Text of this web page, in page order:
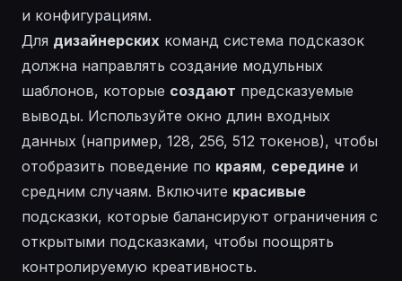
и конфигурациям.
Для дизайнерских команд система подсказок
должна направлять создание модульных
шаблонов, которые создают предсказуемые
выводы. Используйте окно длин входных
данных (например, 128, 256, 512 токенов), чтобы
отобразить поведение по краям, середине и
средним случаям. Включите красивые
подсказки, которые балансируют ограничения с
открытыми подсказками, чтобы поощрять
контролируемую креативность.